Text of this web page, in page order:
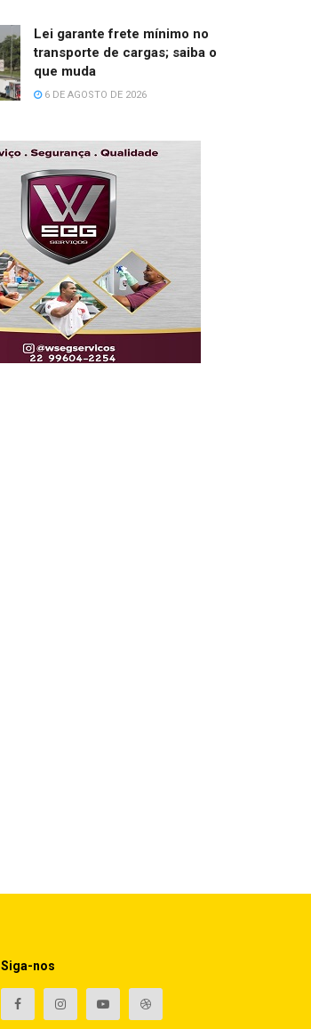
Lei garante frete mínimo no
transporte de cargas; saiba o
que muda
6 DE AGOSTO DE 2026
Siga-nos